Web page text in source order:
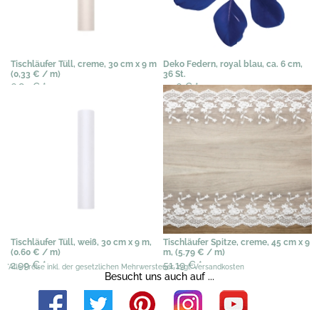
Tischläufer Tüll, creme, 30 cm x 9 m
(0,33 € / m)
6,82 € *
Deko Federn, royal blau, ca. 6 cm,
36 St.
2,56 €*
Tischläufer Tüll, weiß, 30 cm x 9 m,
(0.60 € / m)
2,99 €*
Tischläufer Spitze, creme, 45 cm x 9
m, (5.79 € / m)
51,19 €*
*Alle Preise inkl. der gesetzlichen Mehrwersteuer, zzgl. Versandkosten
Besucht uns auch auf ...